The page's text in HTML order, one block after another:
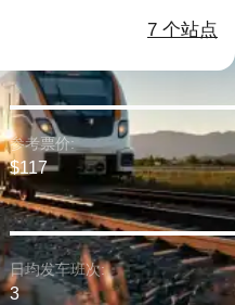
7 个站点
参考票价:
$117
日均发车班次:
3